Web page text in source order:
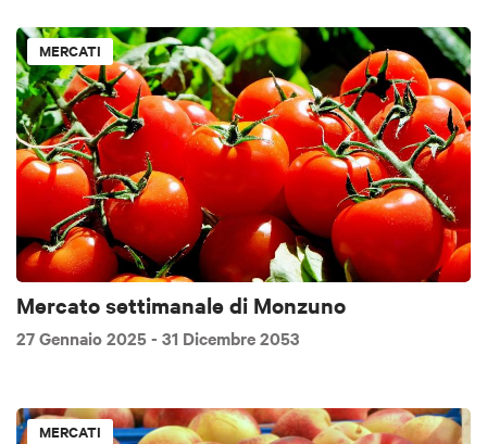
MERCATI
Mercato settimanale di Monzuno
27 Gennaio 2025- 31 Dicembre 2053
MERCATI